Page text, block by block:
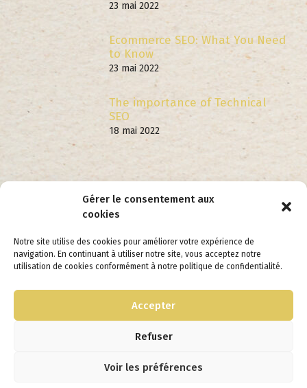
Gérer le consentement aux
cookies
Notre site utilise des cookies pour améliorer votre expérience de
navigation. En continuant à utiliser notre site, vous acceptez notre
utilisation de cookies conformément à notre politique de confidentialité.
Accepter
Refuser
Voir les préférences
23 mai 2022
Ecommerce SEO: What You Need
to Know
23 mai 2022
The importance of Technical
SEO
18 mai 2022
Mentions Légales
Conditions générales de ventes